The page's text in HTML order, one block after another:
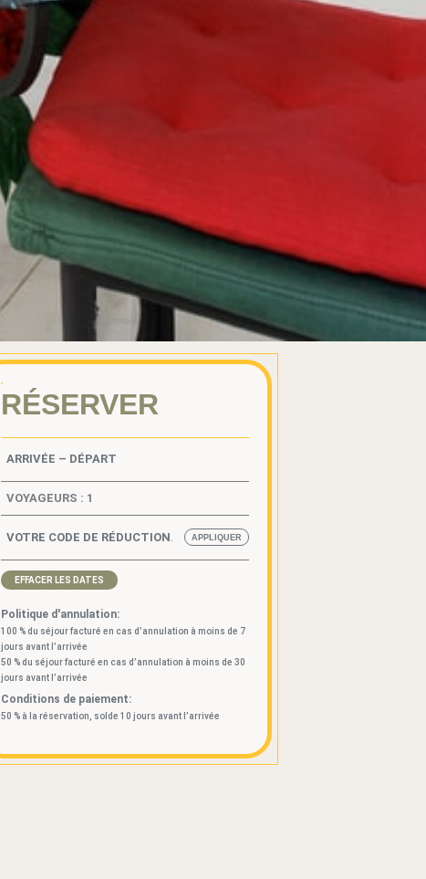
RÉSERVER
VOYAGEURS : 1
EFFACER LES DATES
Politique d'annulation:
100 % du séjour facturé en cas d’annulation à moins de 7
jours avant l’arrivée
50 % du séjour facturé en cas d’annulation à moins de 30
jours avant l’arrivée
Conditions de paiement:
50 % à la réservation, solde 10 jours avant l’arrivée